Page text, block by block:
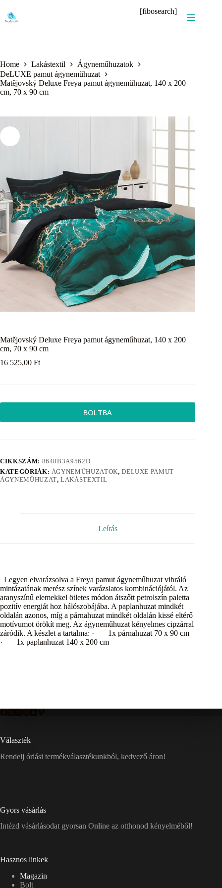
content
[fibosearch]
Home Lakástextil
Ágyneműhuzatok
DeLUXE pamut ágyneműhuzat
Matějovský Deluxe Freya pamut ágyneműhuzat, 140 x 200
cm, 70 x 90 cm
Matějovský Deluxe Freya pamut ágyneműhuzat, 140 x 200
cm, 70 x 90 cm
16 525,00 Ft
BOLTBA
CIKKSZÁM: 8648B3A9562D
KATEGÓRIÁK: ÁGYNEMŰHUZATOK,DELUXE PAMUT
ÁGYNEMŰHUZAT,LAKÁSTEXTIL
Leírás
Legyen elvarázsolva a Freya pamut ágyneműhuzat vibráló
mintázatának merész színek varázslatos kombinációjától. Az
aranyszínű elemekkel ötletes módon átszőtt petrolszín paletta
pozitív energiát hoz hálószobájába. A paplanhuzat mindkét
oldalán azonos, míg a párnahuzat mindkét oldalán kissé eltérő
motívumot örökít meg. Az ágyneműhuzat kényelmes cipzárral
záródik. A készlet a tartalma: · 1x párnahuzat 70 x 90 cm
· 1x paplanhuzat 140 x 200 cm
Választék
Rendelj óriási termékválasztékunkból, kedvező áron!
Gyors vásárlás
Intézd vásárlásodat gyorsan Online az otthonod kényelméből!
Hasznos linkek
Magazin
Bolt